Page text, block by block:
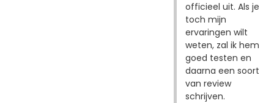
officieel uit. Als je
toch mijn
ervaringen wilt
weten, zal ik hem
goed testen en
daarna een soort
van review
schrijven.